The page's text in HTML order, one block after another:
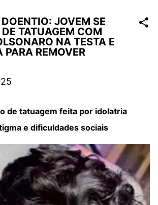
JOVEM SE
TATUAGEM COM
NA TESTA E
PARA REMOVER
de tatuagem feita por idolatria
e dificuldades sociais